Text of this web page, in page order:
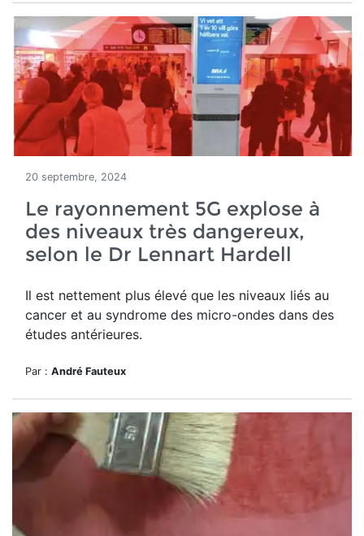
20 septembre, 2024
Le rayonnement 5G explose à
des niveaux très dangereux,
selon le Dr Lennart Hardell
Il est nettement plus élevé que les niveaux liés au
cancer et au syndrome des micro-ondes dans des
études antérieures.
Par : André Fauteux